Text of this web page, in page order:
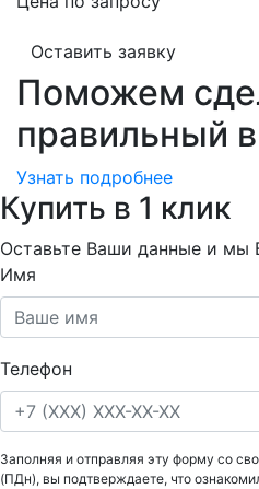
Оставить заявку
Поможем
правильный
Узнать подробнее
Купить в 1 клик
Оставьте Ваши данные и мы
Имя
Телефон
Заполняя и отправляя эту форму со
(ПДн), вы подтверждаете, что